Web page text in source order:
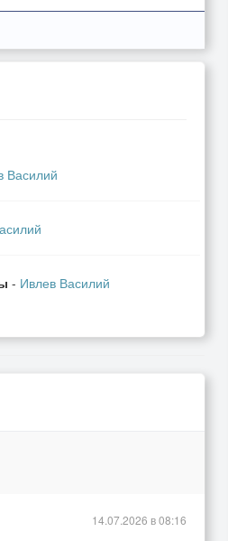
Василий
- Ивлев Василий
14.07.2026 в 08:16